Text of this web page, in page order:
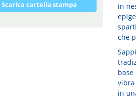
Scarica cartella stampa
in
che
vibra
in